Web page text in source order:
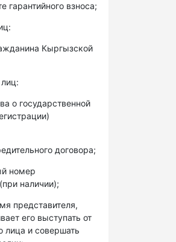
гарантийного взноса;
Кыргызской
о государственной
договора;
номер
наличии);
представителя,
его выступать от
лица и совершать